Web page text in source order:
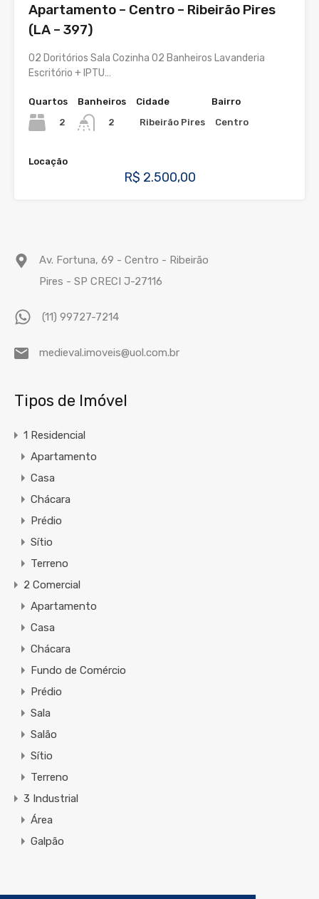
Apartamento – Centro – Ribeirão Pires
(LA – 397)
02 Doritórios Sala Cozinha 02 Banheiros Lavanderia
Escritório + IPTU…
Quartos
2
Banheiros
2
Cidade
Ribeirão Pires
Bairro
Centro
Locação
R$ 2.500,00
Av. Fortuna, 69 - Centro - Ribeirão
Pires - SP CRECI J-27116
(11) 99727-7214
medieval.imoveis@uol.com.br
Tipos de Imóvel
1 Residencial
Apartamento
Casa
Chácara
Prédio
Sítio
Terreno
2 Comercial
Apartamento
Casa
Chácara
Fundo de Comércio
Prédio
Sala
Salão
Sítio
Terreno
3 Industrial
Área
Galpão